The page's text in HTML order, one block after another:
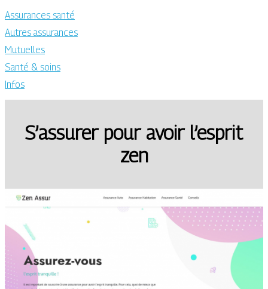
Assurances santé
Autres assurances
Mutuelles
Santé & soins
Infos
S’assurer pour avoir l’esprit
zen